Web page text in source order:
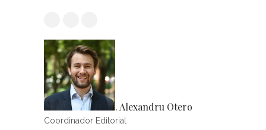
. Alexandru Otero
Coordinador Editorial